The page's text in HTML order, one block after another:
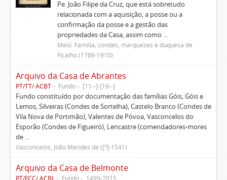
Pe. João Filipe da Cruz, que está sobretudo
relacionada com a aquisição, a posse ou a
confirmação da posse e a gestão das
propriedades da Casa, assim como ...
Melo. Família, condes, marqueses e duquesa de
Ficalho (1789-1910)
Arquivo da Casa de Abrantes
PT/TT/ ACBT Fundo [11--]-[19--]
Fundo constituído por documentação das famílias Góis, Góis e
Lemos, Silveiras (Condes de Sortelha), Castelo Branco (Condes de
Vila Nova de Portimão), Valentes de Póvoa, Vasconcelos do
Esporão (Condes de Figueiró), Lencastre (comendadores-mores
de ...
Vasconcelos, João Mendes de ([?]-1541)
Arquivo da Casa de Belmonte
PT/FCC/ ACBL Fundo 1499-2015